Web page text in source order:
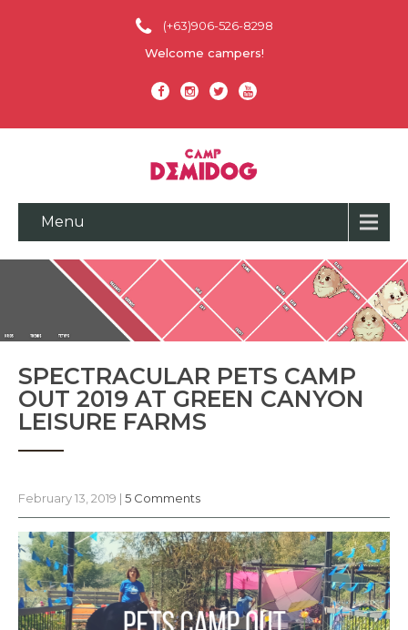
(+63)906-526-8298
Welcome campers!
Menu
SPECTRACULAR PETS CAMP
OUT 2019 AT GREEN CANYON
LEISURE FARMS
February 13, 2019 | 5 Comments